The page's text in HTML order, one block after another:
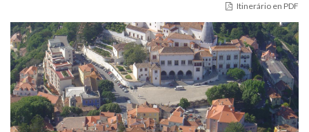
Itinerário en PDF